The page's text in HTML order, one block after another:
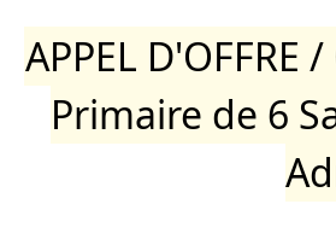
APPEL
Primaire de 6